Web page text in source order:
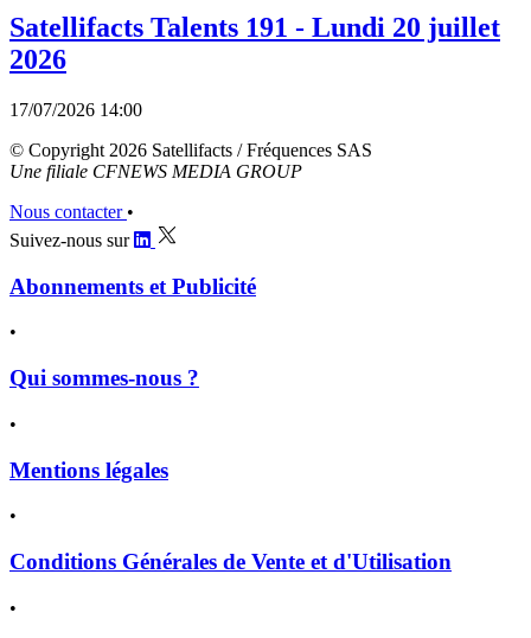
Satellifacts Talents 191 - Lundi 20 juillet
2026
17/07/2026 14:00
© Copyright 2026 Satellifacts / Fréquences SAS
Une filiale CFNEWS MEDIA GROUP
Nous contacter •
Suivez-nous sur
Abonnements et Publicité
•
Qui sommes-nous ?
•
Mentions légales
•
Conditions Générales de Vente et d'Utilisation
•